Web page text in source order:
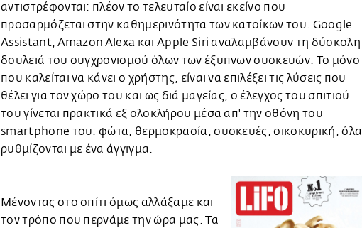
αντιστρέφονται: πλέον το τελευταίο είναι εκείνο που
προσαρμόζεται στην καθημερινότητα των κατοίκων του. Google
Assistant, Amazon Alexa και Apple Siri αναλαμβάνουν τη δύσκολη
δουλειά του συγχρονισμού όλων των έξυπνων συσκευών. Το μόνο
που καλείται να κάνει ο χρήστης, είναι να επιλέξει τις λύσεις που
θέλει για τον χώρο του και ως διά μαγείας, ο έλεγχος του σπιτιού
του γίνεται πρακτικά εξ ολοκλήρου μέσα απ' την οθόνη του
smartphone του: φώτα, θερμοκρασία, συσκευές, οικοκυρική, όλα
ρυθμίζονται με ένα άγγιγμα.
Μένοντας στο σπίτι όμως αλλάξαμε και
τον τρόπο που περνάμε την ώρα μας. Τα